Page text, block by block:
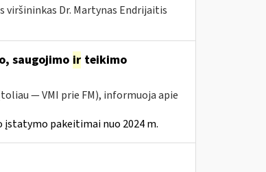
Dr. Martynas Endrijaitis
saugojimo irteikimo
― VMI prie FM), informuoja apie
įstatymo pakeitimai nuo 2024 m.